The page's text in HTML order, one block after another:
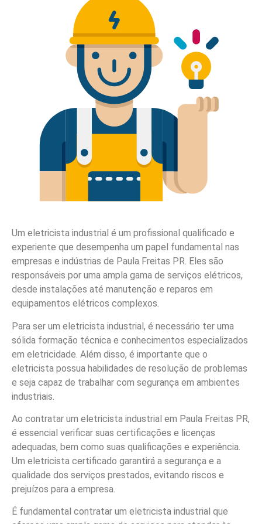
Um eletricista industrial é um profissional qualificado e
experiente que desempenha um papel fundamental nas
empresas e indústrias de Paula Freitas PR. Eles são
responsáveis por uma ampla gama de serviços elétricos,
desde instalações até manutenção e reparos em
equipamentos elétricos complexos.
Para ser um eletricista industrial, é necessário ter uma
sólida formação técnica e conhecimentos especializados
em eletricidade. Além disso, é importante que o
eletricista possua habilidades de resolução de problemas
e seja capaz de trabalhar com segurança em ambientes
industriais.
Ao contratar um eletricista industrial em Paula Freitas PR,
é essencial verificar suas certificações e licenças
adequadas, bem como suas qualificações e experiência.
Um eletricista certificado garantirá a segurança e a
qualidade dos serviços prestados, evitando riscos e
prejuízos para a empresa.
É fundamental contratar um eletricista industrial que